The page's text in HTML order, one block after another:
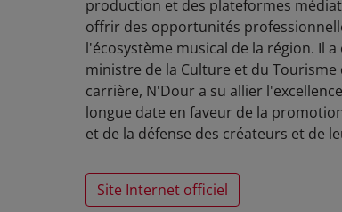
production et des plateformes
offrir des opportunités
l'écosystème musical de la région. Il
ministre de la Culture et du Tourisme
carrière, N'Dour a su allier
longue date en faveur de la
et de la défense des créateurs et de
Site Internet officiel